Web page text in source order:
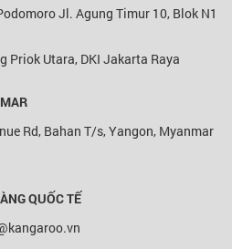
Jl. Agung Timur 10, Blok N1
Priok Utara, DKI Jakarta Raya
Rd, Bahan T/s, Yangon, Myanmar
QUỐC TẾ